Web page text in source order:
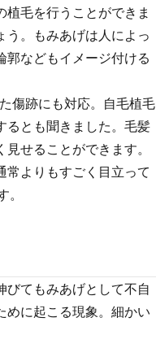
毛を行うことができま
う。もみあげは人によっ
郭などもイメージ付ける
傷跡にも対応。自毛植毛
るとも聞きました。毛髪
せることができます。
常よりもすごく目立って
。
びてもみあげとして不自
めに起こる現象。細かい